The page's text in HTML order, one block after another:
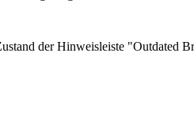
der Hinweisleiste "Outdated